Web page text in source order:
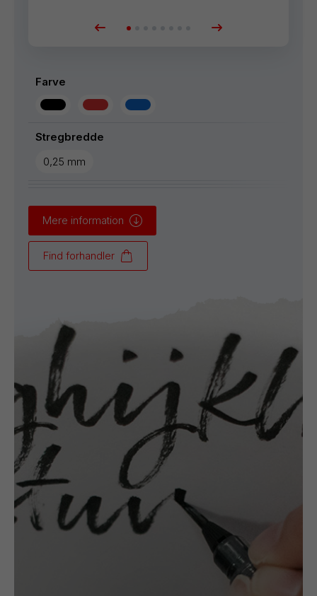
Farve
Stregbredde
0,25 mm
Mere information
Find forhandler